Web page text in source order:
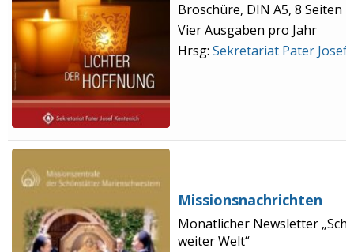
Broschüre, DIN A5, 8 Seiten
Vier Ausgaben pro Jahr
Hrsg: Sekretariat Pater Josef
Missionsnachrichten
Monatlicher Newsletter
weiter Welt“